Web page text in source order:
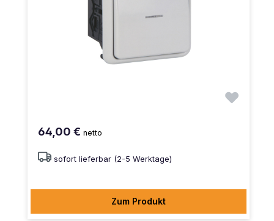
64,00 € netto
sofort lieferbar (2-5 Werktage)
Zum Produkt